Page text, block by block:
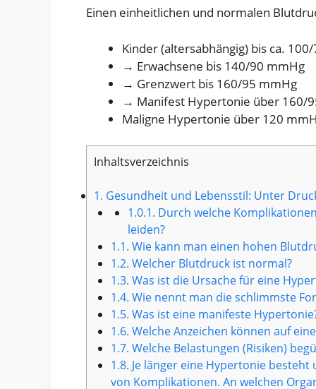
Einen einheitlichen und normalen
Kinder (altersabhängig) bis ca.
→ Erwachsene bis 140/90 mmHg
→ Grenzwert bis 160/95 mmHg
→ Manifest Hypertonie über 160/
Maligne Hypertonie über 120
Inhaltsverzeichnis
1. Gesundheit und Lebensstil: Unter
1.0.1. Durch welche
leiden?
1.1. Wie kann man einen hohen
1.2. Welcher Blutdruck ist normal?
1.3. Was ist die Ursache für eine
1.4. Wie nennt man die schlimmste
1.5. Was ist eine manifeste
1.6. Welche Anzeichen können auf
1.7. Welche Belastungen (Risiken)
1.8. Je länger eine Hypertonie
von Komplikationen. An welchen